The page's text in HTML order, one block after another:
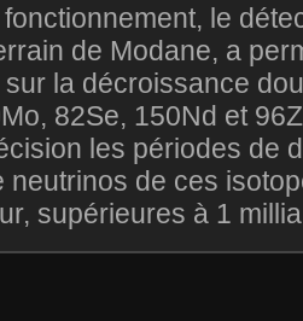
le
de Modane, a
la décroissance
82Se, 150Nd et
les périodes de
neutrinos de ces
supérieures à 1